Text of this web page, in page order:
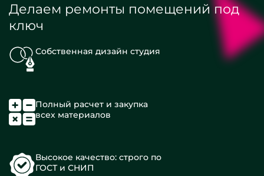
Делаем ремонты помещений под
ключ
Собственная дизайн студия
Полный расчет и закупка
всех материалов
Высокое качество: строго по
ГОСТ и СНИП